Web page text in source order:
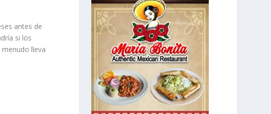
antes de
si los
lleva